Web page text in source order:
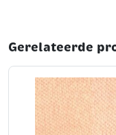
Gerelateerde